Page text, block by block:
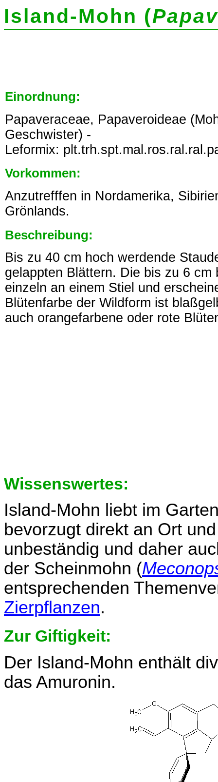
Island-Mohn (
Einordnung:
Papaveraceae, Papaveroideae
Geschwister) -
Leformix:
Vorkommen:
Anzutrefffen in Nordamerika,
Grönlands.
Beschreibung:
Bis zu 40 cm hoch werdende
gelappten Blättern. Die bis zu 6 cm
einzeln an einem Stiel und
Blütenfarbe der Wildform ist
auch orangefarbene oder rote
Wissenswertes:
Island-Mohn liebt im
bevorzugt direkt an Ort
unbeständig und daher
der Scheinmohn (
entsprechenden
Zierpflanzen.
Zur Giftigkeit:
Der Island-Mohn enthält
das Amuronin.